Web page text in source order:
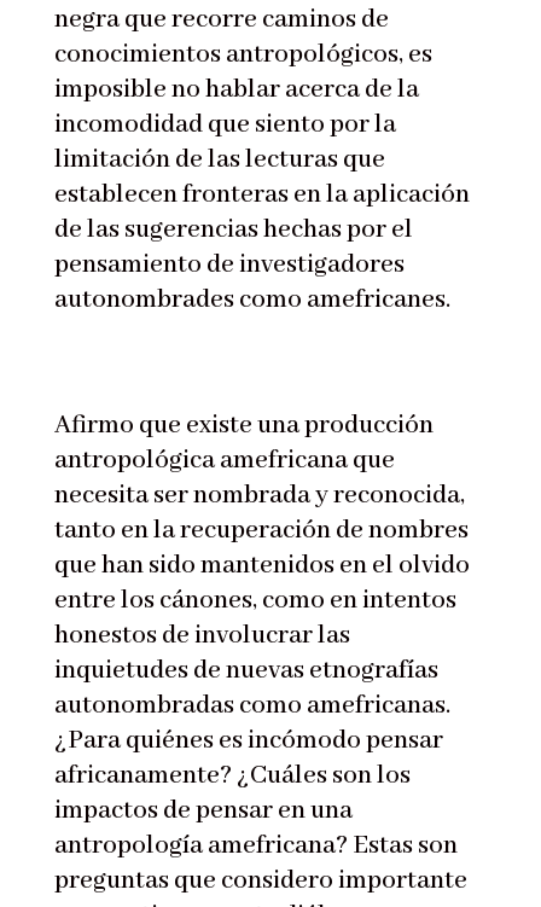
negra que recorre caminos de
conocimientos antropológicos, es
imposible no hablar acerca de la
incomodidad que siento por la
limitación de las lecturas que
establecen fronteras en la aplicación
de las sugerencias hechas por el
pensamiento de investigadores
autonombrades como amefricanes.
Afirmo que existe una producción
antropológica amefricana que
necesita ser nombrada y reconocida,
tanto en la recuperación de nombres
que han sido mantenidos en el olvido
entre los cánones, como en intentos
honestos de involucrar las
inquietudes de nuevas etnografías
autonombradas como amefricanas.
¿Para quiénes es incómodo pensar
africanamente? ¿Cuáles son los
impactos de pensar en una
antropología amefricana? Estas son
preguntas que considero importante